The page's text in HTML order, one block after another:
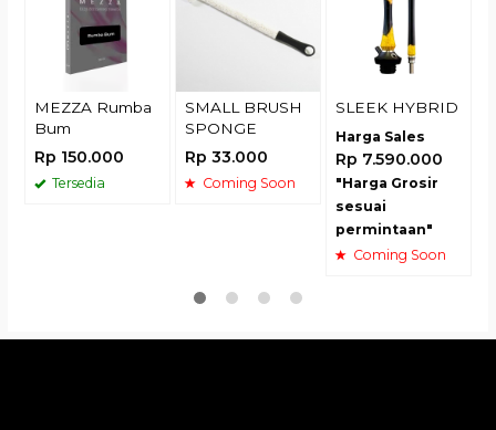
MEZZA Rumba
Bum
Rp 150.000
Tersedia
SMALL BRUSH
SPONGE
Rp 33.000
Coming Soon
SLEEK HYBRID
Harga Sales
Rp 7.590.000
"Harga Grosir
sesuai
permintaan"
Coming Soon